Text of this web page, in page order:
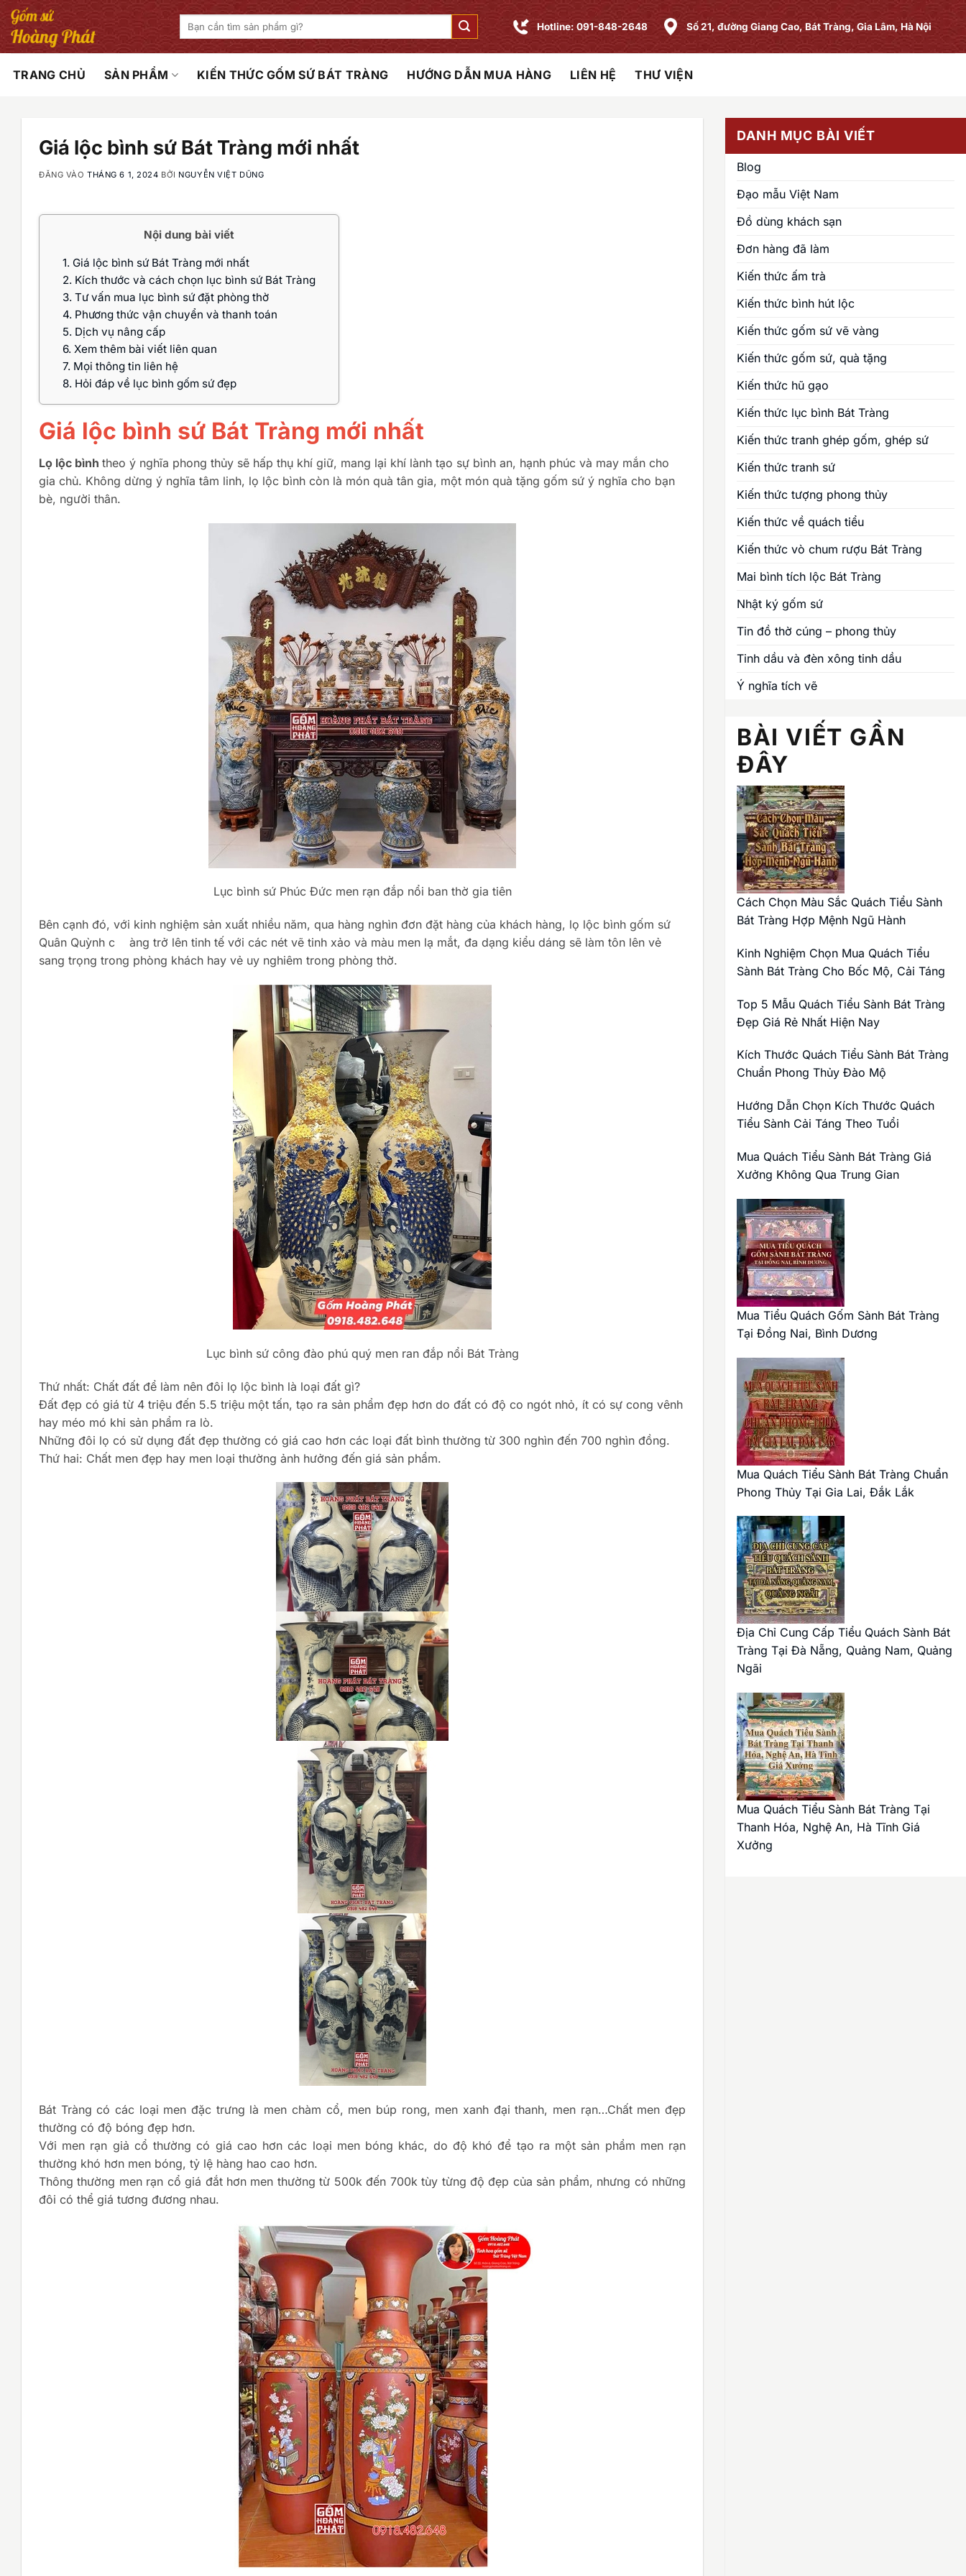
Bỏ
qua
nội
Tìm
kiếm:
Hotline: 091-848-2648 Số 21, đường Giang Cao, Bát Tràng, Gia Lâm, Hà Nội
TRANG CHỦ SẢN PHẨM KIẾN THỨC GỐM SỨ BÁT TRÀNG HƯỚNG DẪN MUA HÀNG LIÊN HỆ THƯ VIỆN
Giá lộc bình sứ Bát Tràng mới nhất
ĐĂNG VÀOTHÁNG 6 1, 2024 BỞI NGUYỄN VIỆT DŨNG
Nội dung bài viết
1. Giá lộc bình sứ Bát Tràng mới nhất
2. Kích thước và cách chọn lục bình sứ Bát Tràng
3. Tư vấn mua lục bình sứ đặt phòng thờ
4. Phương thức vận chuyển và thanh toán
5. Dịch vụ nâng cấp
6. Xem thêm bài viết liên quan
7. Mọi thông tin liên hệ
8. Hỏi đáp về lục bình gốm sứ đẹp
Giá lộc bình sứ Bát Tràng mới nhất
Lọ lộc bình theo ý nghĩa phong thủy sẽ hấp thụ khí giữ, mang lại khí lành tạo sự bình an, hạnh phúc và may mắn cho
gia chủ. Không dừng ý nghĩa tâm linh, lọ lộc bình còn là món quà tân gia, một món quà tặng gốm sứ ý nghĩa cho bạn
bè, người thân.
Lục bình sứ Phúc Đức men rạn đắp nổi ban thờ gia tiên
Bên cạnh đó, với kinh nghiệm sản xuất nhiều năm, qua hàng nghìn đơn đặt hàng của khách hàng, lọ lộc bình gốm sứ
Quân Quỳnh c àng trở lên tinh tế với các nét vẽ tinh xảo và màu men lạ mắt, đa dạng kiểu dáng sẽ làm tôn lên vẻ
sang trọng trong phòng khách hay vẻ uy nghiêm trong phòng thờ.
Lục bình sứ công đào phú quý men ran đắp nổi Bát Tràng
Thứ nhất: Chất đất để làm nên đôi lọ lộc bình là loại đất gì?
Đất đẹp có giá từ 4 triệu đến 5.5 triệu một tấn, tạo ra sản phẩm đẹp hơn do đất có độ co ngót nhỏ, ít có sự cong vênh
hay méo mó khi sản phẩm ra lò.
Những đôi lọ có sử dụng đất đẹp thường có giá cao hơn các loại đất bình thường từ 300 nghìn đến 700 nghìn đồng.
Thứ hai: Chất men đẹp hay men loại thường ảnh hưởng đến giá sản phẩm.
Bát Tràng có các loại men đặc trưng là men chàm cổ, men búp rong, men xanh đại thanh, men rạn…Chất men đẹp
thường có độ bóng đẹp hơn.
Với men rạn giả cổ thường có giá cao hơn các loại men bóng khác, do độ khó để tạo ra một sản phẩm men rạn
thường khó hơn men bóng, tỷ lệ hàng hao cao hơn.
Thông thường men rạn cổ giá đắt hơn men thường từ 500k đến 700k tùy từng độ đẹp của sản phẩm, nhưng có những
đôi có thể giá tương đương nhau.
DANH MỤC BÀI VIẾT
Blog
Đạo mẫu Việt Nam
Đồ dùng khách sạn
Đơn hàng đã làm
Kiến thức ấm trà
Kiến thức bình hút lộc
Kiến thức gốm sứ vẽ vàng
Kiến thức gốm sứ, quà tặng
Kiến thức hũ gạo
Kiến thức lục bình Bát Tràng
Kiến thức tranh ghép gốm, ghép sứ
Kiến thức tranh sứ
Kiến thức tượng phong thủy
Kiến thức về quách tiểu
Kiến thức vò chum rượu Bát Tràng
Mai bình tích lộc Bát Tràng
Nhật ký gốm sứ
Tin đồ thờ cúng – phong thủy
Tinh dầu và đèn xông tinh dầu
Ý nghĩa tích vẽ
BÀI VIẾT GẦN
ĐÂY
Cách Chọn Màu Sắc Quách Tiểu Sành
Bát Tràng Hợp Mệnh Ngũ Hành
Kinh Nghiệm Chọn Mua Quách Tiểu
Sành Bát Tràng Cho Bốc Mộ, Cải Táng
Top 5 Mẫu Quách Tiểu Sành Bát Tràng
Đẹp Giá Rẻ Nhất Hiện Nay
Kích Thước Quách Tiểu Sành Bát Tràng
Chuẩn Phong Thủy Đào Mộ
Hướng Dẫn Chọn Kích Thước Quách
Tiểu Sành Cải Táng Theo Tuổi
Mua Quách Tiểu Sành Bát Tràng Giá
Xưởng Không Qua Trung Gian
Mua Tiểu Quách Gốm Sành Bát Tràng
Tại Đồng Nai, Bình Dương
Mua Quách Tiểu Sành Bát Tràng Chuẩn
Phong Thủy Tại Gia Lai, Đắk Lắk
Địa Chỉ Cung Cấp Tiểu Quách Sành Bát
Tràng Tại Đà Nẵng, Quảng Nam, Quảng
Ngãi
Mua Quách Tiểu Sành Bát Tràng Tại
Thanh Hóa, Nghệ An, Hà Tĩnh Giá
Xưởng